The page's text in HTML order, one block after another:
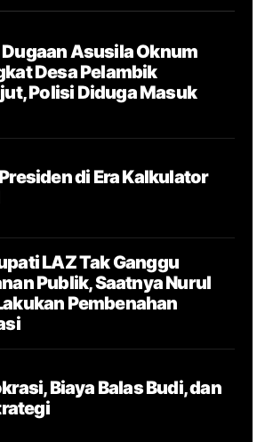
Asusila Oknum
Desa Pelambik
Polisi Diduga Masuk
di Era Kalkulator
LAZ Tak Ganggu
Publik, Saatnya Nurul
Pembenahan
Biaya Balas Budi, dan